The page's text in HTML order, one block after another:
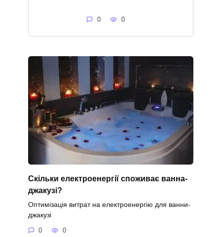
0 0
Скільки електроенергії споживає ванна-
джакузі?
Оптимізація витрат на електроенергію для ванни-
джакузі
0 0